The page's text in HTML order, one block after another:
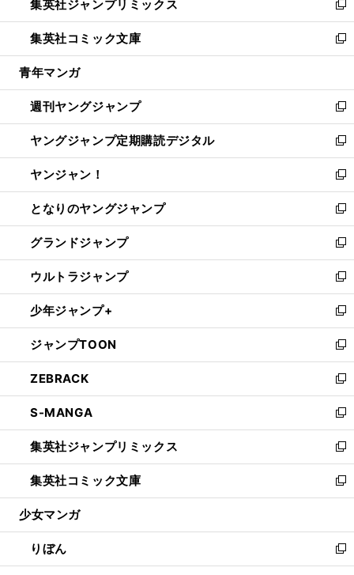
く
で
開
く
ド
ウ
で
開
ィ
ン
ド
ウ
開
く
い
ウ
ィ
ン
ウ
で
開
く
集英社ジャンプリミックス
新
し
い
ウ
ン
ド
ウ
で
開
く
集英社コミック文庫
新
し
ウ
ィ
ン
ド
ウ
で
開
く
青年マンガ
週刊ヤングジャンプ
新
し
い
ウ
ィ
ン
ド
ウ
で
開
く
ヤングジャンプ定期購読デジタル
新
し
い
ウ
ィ
ン
ド
ウ
で
開
く
ヤンジャン！
新
し
い
ウ
ィ
ン
ド
ウ
で
開
く
となりのヤングジャンプ
新
し
い
ウ
ィ
ン
ド
ウ
で
開
く
グランドジャンプ
新
し
い
ウ
ィ
ン
ド
ウ
で
開
く
ウルトラジャンプ
新
し
い
ウ
ィ
ン
ド
ウ
で
開
く
少年ジャンプ+
新
し
い
ウ
ィ
ン
ド
ウ
で
開
く
ジャンプTOON
新
し
い
ウ
ィ
ン
ド
ウ
で
開
ZEBRACK
新
し
い
ウ
ィ
ン
ド
ウ
開
く
S-MANGA
新
し
い
ウ
ィ
ン
ウ
で
開
集英社ジャンプリミックス
新
し
い
ウ
ン
ド
ウ
集英社コミック文庫
新
し
ウ
ィ
ン
少女マンガ
りぼん
新
し